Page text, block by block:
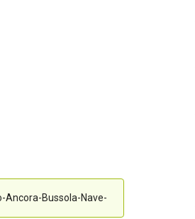
Ancora-Bussola-Nave-